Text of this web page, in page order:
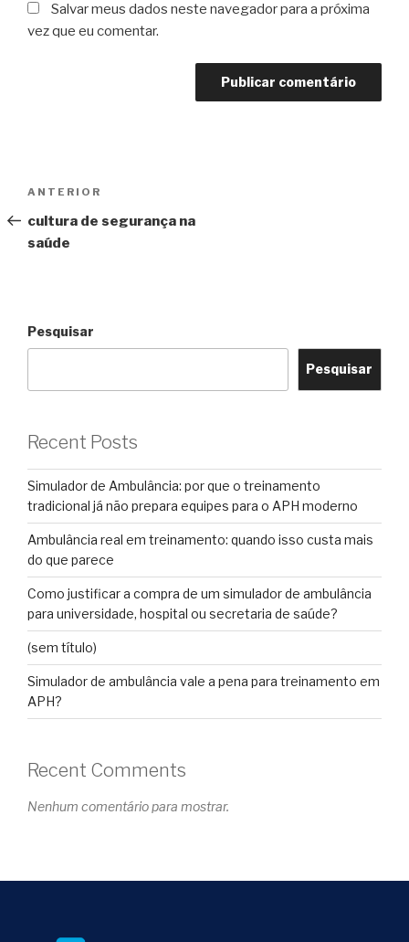
Salvar meus dados neste navegador para a próxima
vez que eu comentar.
ANTERIOR
cultura de segurança na
saúde
Pesquisar
Pesquisar
Recent Posts
Simulador de Ambulância: por que o treinamento
tradicional já não prepara equipes para o APH moderno
Ambulância real em treinamento: quando isso custa mais
do que parece
Como justificar a compra de um simulador de ambulância
para universidade, hospital ou secretaria de saúde?
(sem título)
Simulador de ambulância vale a pena para treinamento em
APH?
Recent Comments
Nenhum comentário para mostrar.